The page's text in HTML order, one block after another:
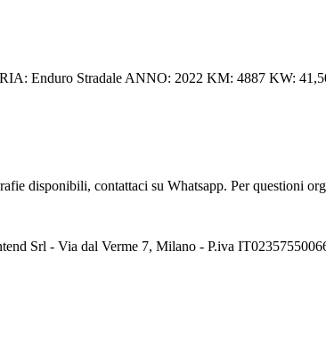
Enduro Stradale ANNO: 2022 KM: 4887 KW:
disponibili, contattaci su Whatsapp. Per questioni
Srl - Via dal Verme 7, Milano - P.iva